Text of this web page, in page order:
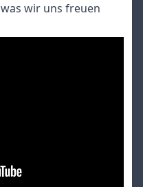
wir uns freuen